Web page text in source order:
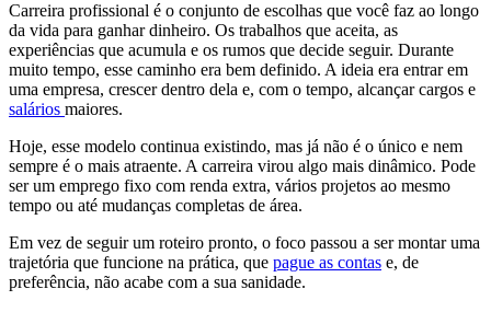
Carreira profissional é o conjunto de escolhas que você faz ao longo
da vida para ganhar dinheiro. Os trabalhos que aceita, as
experiências que acumula e os rumos que decide seguir. Durante
muito tempo, esse caminho era bem definido. A ideia era entrar em
uma empresa, crescer dentro dela e, com o tempo, alcançar cargos e
salários maiores.
Hoje, esse modelo continua existindo, mas já não é o único e nem
sempre é o mais atraente. A carreira virou algo mais dinâmico. Pode
ser um emprego fixo com renda extra, vários projetos ao mesmo
tempo ou até mudanças completas de área.
Em vez de seguir um roteiro pronto, o foco passou a ser montar uma
trajetória que funcione na prática, que pague as contas e, de
preferência, não acabe com a sua sanidade.